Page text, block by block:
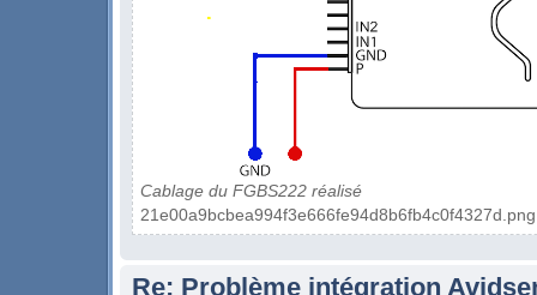
Cablage du FGBS222 réalisé
Re: Problème intégration